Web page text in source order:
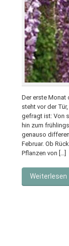
Der erste Monat
steht vor der
gefragt ist: Von
hin zum
genauso
Februar. Ob
Pflanzen von […]
Weiterlesen